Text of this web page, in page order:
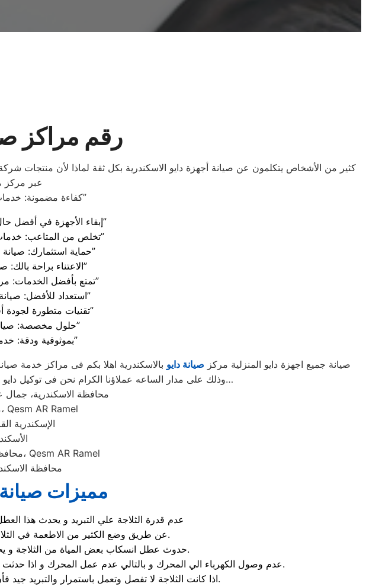
رقم مراكز
كثير من الأشخاص يتكلمون عن صيانة أجهزة دايو الاسكندرية بكل ثقة لماذا لأن منتجات
عبر مركز
.كفاءة مضمونة: خدمات صيانة دايو الاحترافية في الاسكندرية”
“إبقاء الأجهزة في أفضل حال: صيانة دايو الموثوقة في الاسكندرية”
“تخلص من المتاعب: خدمات صيانة دايو الممتازة في الاسكندرية”
“حماية استثمارك: صيانة دايو المحترفة تصل إلى الاسكندرية”
“الاعتناء براحة بالك: صيانة دايو السلسة في الاسكندرية”
“تمتع بأفضل الخدمات: مركز صيانة دايو الرائد في الاسكندرية”
“استعداد للأفضل: صيانة دايو الفعّالة تصل إلى الاسكندرية”
“تقنيات متطورة لجودة أفضل: مركز صيانة دايو الاسكندرية”
“حلول مخصصة: صيانة دايو الشاملة في الاسكندرية”
“بموثوقية ودقة: خدمات صيانة دايو في الاسكندرية”
صيانة جميع اجهزة دايو المنزلية مركز صيانة دايو بالاسكندرية اهلا بكم فى مراكز خدمة
وذلك على مدار الساعه عملاؤنا الكرام نحن فى توكيل دايو المعتمد بالاسكندرية اتصل بنا على الخط الساخن لصيانة غسالات دايو اتصل بنا…
محافظة الاسكندرية، جمال
محافظة الاسكندرية حى شرق، فلمنج، Qesm AR Ramel
الإسكندرية
محافظة الاسكندرية، دنا الجديدة وعزبة الوسطان، Qesm AR Ramel
محافظة
مميزات صيانة
عدم قدرة الثلاجة علي التبريد و يحدث هذا
عن طريق وضع الكثير من الاطعمة في الثلاجة و بالتالي سيحدد انسداد في الفلتر المخصص للتهوية.
حدوث عطل انسكاب بعض المياة من الثلاجة و يحدث هذا العطل عند وجود تلف في الخرطوم الخاص بالثلاجة.
عدم وصول الكهرباء الي المحرك و بالتالي عدم عمل المحرك و اذا حدثت هذه المشكلة يمكنك الاعتماد علي الخبراء الموجودين في مركز صيانه دايو الاسكندرية.
اذا كانت الثلاجة لا تفصل وتعمل باستمرار والتبريد جيد فأن العطل يكون من الثرموستات لا تعمل فقط قم بتغيير الثرموستات.